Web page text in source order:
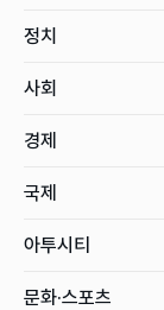
정치
사회
경제
국제
아투시티
문화·스포츠